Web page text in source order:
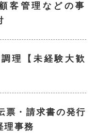
客管理などの事
理【未経験大歓
票・請求書の発行
理事務